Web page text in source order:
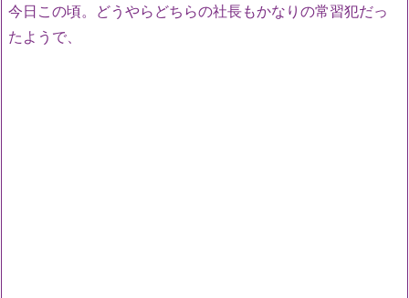
今日この頃。どうやらどちらの社長もかなりの常習犯だっ
たようで、